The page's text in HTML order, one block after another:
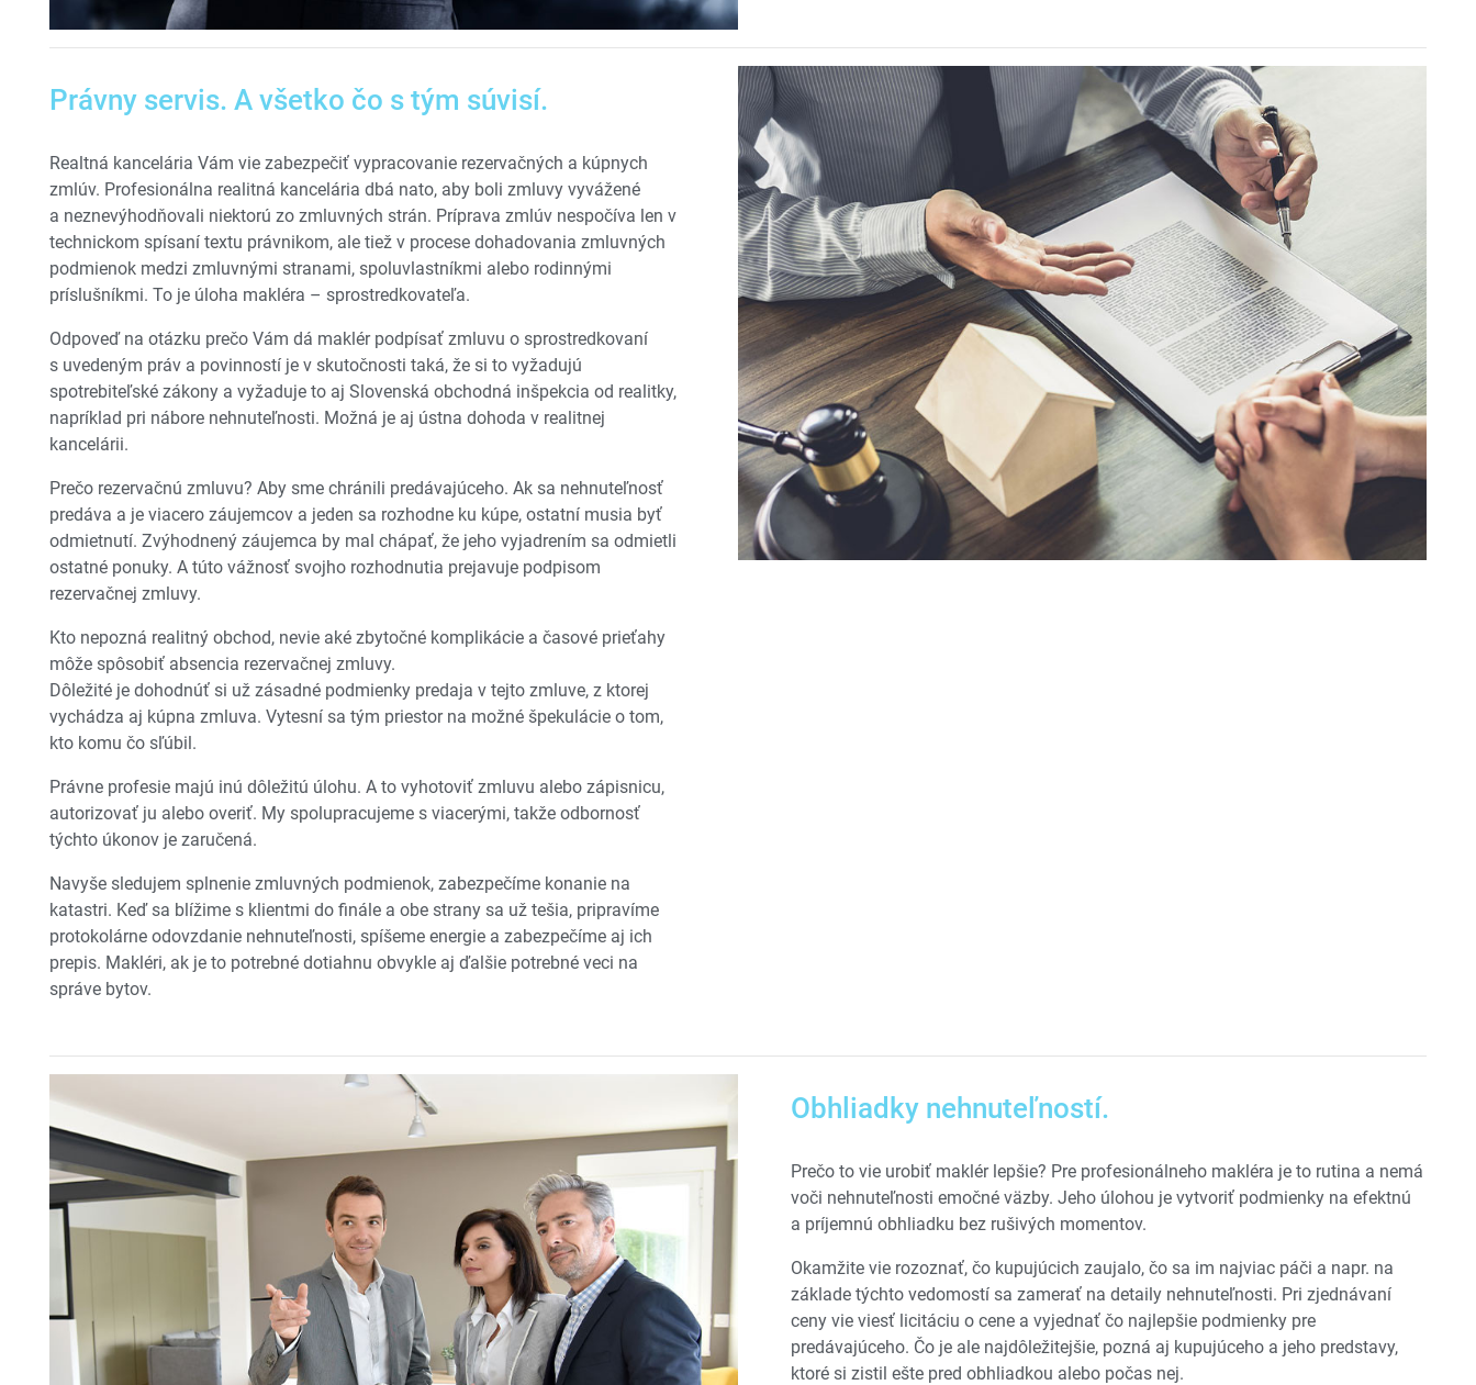
Právny servis. A všetko čo s tým súvisí.
Realtná kancelária Vám vie zabezpečiť vypracovanie rezervačných a kúpnych
zmlúv. Profesionálna realitná kancelária dbá nato, aby boli zmluvy vyvážené
a neznevýhodňovali niektorú zo zmluvných strán. Príprava zmlúv nespočíva len v
technickom spísaní textu právnikom, ale tiež v procese dohadovania zmluvných
podmienok medzi zmluvnými stranami, spoluvlastníkmi alebo rodinnými
príslušníkmi. To je úloha makléra – sprostredkovateľa.
Odpoveď na otázku prečo Vám dá maklér podpísať zmluvu o sprostredkovaní
s uvedeným práv a povinností je v skutočnosti taká, že si to vyžadujú
spotrebiteľské zákony a vyžaduje to aj Slovenská obchodná inšpekcia od realitky,
napríklad pri nábore nehnuteľnosti. Možná je aj ústna dohoda v realitnej
kancelárii.
Prečo rezervačnú zmluvu? Aby sme chránili predávajúceho. Ak sa nehnuteľnosť
predáva a je viacero záujemcov a jeden sa rozhodne ku kúpe, ostatní musia byť
odmietnutí. Zvýhodnený záujemca by mal chápať, že jeho vyjadrením sa odmietli
ostatné ponuky. A túto vážnosť svojho rozhodnutia prejavuje podpisom
rezervačnej zmluvy.
Kto nepozná realitný obchod, nevie aké zbytočné komplikácie a časové prieťahy
môže spôsobiť absencia rezervačnej zmluvy.
Dôležité je dohodnúť si už zásadné podmienky predaja v tejto zmluve, z ktorej
vychádza aj kúpna zmluva. Vytesní sa tým priestor na možné špekulácie o tom,
kto komu čo sľúbil.
Právne profesie majú inú dôležitú úlohu. A to vyhotoviť zmluvu alebo zápisnicu,
autorizovať ju alebo overiť. My spolupracujeme s viacerými, takže odbornosť
týchto úkonov je zaručená.
Navyše sledujem splnenie zmluvných podmienok, zabezpečíme konanie na
katastri. Keď sa blížime s klientmi do finále a obe strany sa už tešia, pripravíme
protokolárne odovzdanie nehnuteľnosti, spíšeme energie a zabezpečíme aj ich
prepis. Makléri, ak je to potrebné dotiahnu obvykle aj ďalšie potrebné veci na
správe bytov.
Obhliadky nehnuteľností.
Prečo to vie urobiť maklér lepšie? Pre profesionálneho makléra je to rutina a nemá
voči nehnuteľnosti emočné väzby. Jeho úlohou je vytvoriť podmienky na efektnú
a príjemnú obhliadku bez rušivých momentov.
Okamžite vie rozoznať, čo kupujúcich zaujalo, čo sa im najviac páči a napr. na
základe týchto vedomostí sa zamerať na detaily nehnuteľnosti. Pri zjednávaní
ceny vie viesť licitáciu o cene a vyjednať čo najlepšie podmienky pre
predávajúceho. Čo je ale najdôležitejšie, pozná aj kupujúceho a jeho predstavy,
ktoré si zistil ešte pred obhliadkou alebo počas nej.